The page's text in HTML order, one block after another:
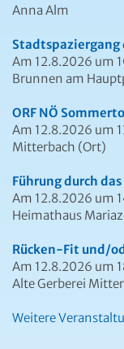
Anna Alm
Stadtspaziergang
Am 12.8.2026 um
Brunnen am
ORF NÖ
Am 12.8.2026 um
Mitterbach (Ort)
Führung durch
Am 12.8.2026 um
Heimathaus
Rücken-Fit und/
Am 12.8.2026 um
Alte Gerberei
Weitere